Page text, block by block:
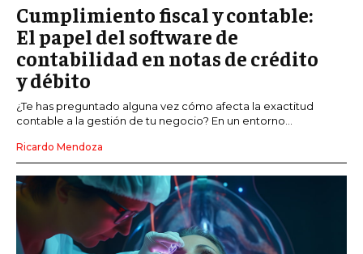
Cumplimiento fiscal y contable:
El papel del software de
contabilidad en notas de crédito
y débito
¿Te has preguntado alguna vez cómo afecta la exactitud
contable a la gestión de tu negocio? En un entorno...
Ricardo Mendoza